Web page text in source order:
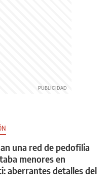
una red de pedofilia
menores en
aberrantes detalles del